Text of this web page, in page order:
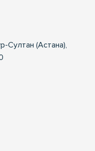
Султан (Астана),